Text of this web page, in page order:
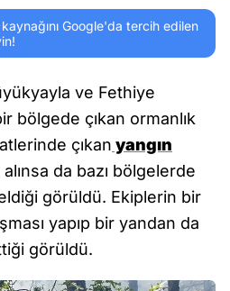
kaynağını Google'da tercih edilen
ve Fethiye
bölgede çıkan ormanlık
çıkan yangın
da bazı bölgelerde
görüldü. Ekiplerin bir
yapıp bir yandan da
görüldü.